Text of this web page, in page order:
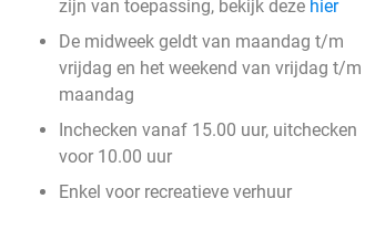
zijn van toepassing, bekijk deze hier
De midweek geldt van maandag t/m
vrijdag en het weekend van vrijdag t/m
maandag
Inchecken vanaf 15.00 uur, uitchecken
voor 10.00 uur
Enkel voor recreatieve verhuur